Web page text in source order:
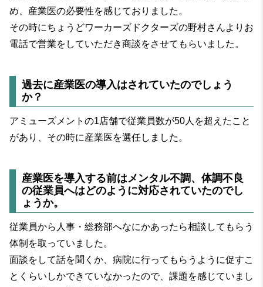
め、産業医の必要性を感じておりました。
その時にちょうどワーカーズドクターズの野村さんよりお
電話で営業をしていただき商談をさせてもらいました。
過去に産業医の導入はされていたのでしょう
か？
アミューズメントの1店舗で従業員数が50人を超えたこと
があり、その時に産業医を選任しました。
産業医を導入する前はメンタル不調、体調不良
の従業員へはどのように対応されていたのでし
ょうか。
従業員から人事・総務部へなにかあったら相談してもらう
体制を取っていました。
面談をして話を聞くか、病院に行ってもらうように促すこ
とくらいしかできていなかったので、課題を感じていまし